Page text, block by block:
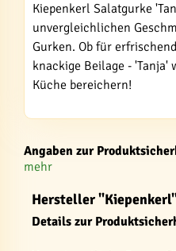
Kiepenkerl Salatgurke
unvergleichlichen
Gurken. Ob für
knackige Beilage -
Küche bereichern!
Angaben zur
mehr
Hersteller
Details zur